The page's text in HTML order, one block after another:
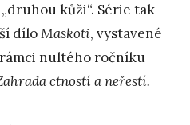
kůži“. Série tak
díloMaskoti, vystavené
nultého ročníku
ctností a neřestí.